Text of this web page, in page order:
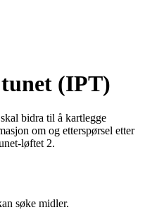
(IPT)
bidra til å kartlegge
om og etterspørsel etter
løftet 2.
søke midler.